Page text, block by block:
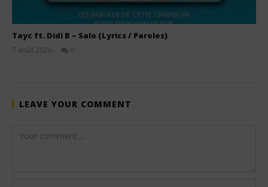
Tayc ft. Didi B – Salo (Lyrics / Paroles)
7 août 2026
0
LEAVE YOUR COMMENT